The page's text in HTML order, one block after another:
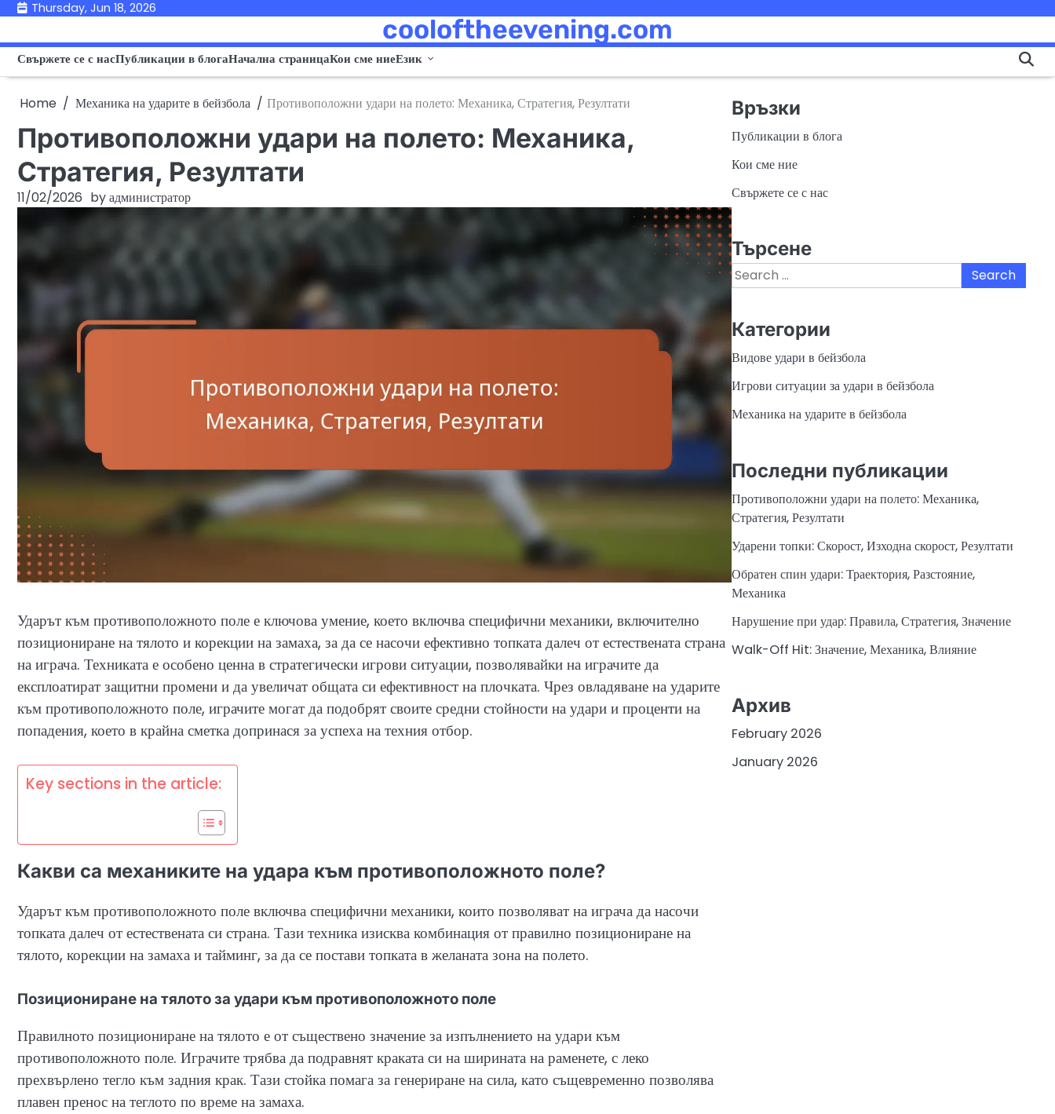
Skip
content
Thursday, Jun 18, 2026
cooloftheevening.com
Свържете се с насПубликации в блогаНачална страницаКои сме ниеЕзик
Home Механика на ударите в бейзбола Противоположни удари на полето: Механика, Стратегия, Резултати
Противоположни удари на полето: Механика,
Стратегия, Резултати
11/02/2026 byадминистратор
Ударът към противоположното поле е ключова умение, което включва специфични механики, включително
позициониране на тялото и корекции на замаха, за да се насочи ефективно топката далеч от естествената страна
на играча. Техниката е особено ценна в стратегически игрови ситуации, позволявайки на играчите да
експлоатират защитни промени и да увеличат общата си ефективност на плочката. Чрез овладяване на ударите
към противоположното поле, играчите могат да подобрят своите средни стойности на удари и проценти на
попадения, което в крайна сметка допринася за успеха на техния отбор.
Key sections in the article:
Какви са механиките на удара към противоположното поле?
Ударът към противоположното поле включва специфични механики, които позволяват на играча да насочи
топката далеч от естествената си страна. Тази техника изисква комбинация от правилно позициониране на
тялото, корекции на замаха и тайминг, за да се постави топката в желаната зона на полето.
Позициониране на тялото за удари към противоположното поле
Правилното позициониране на тялото е от съществено значение за изпълнението на удари към
противоположното поле. Играчите трябва да подравнят краката си на ширината на раменете, с леко
прехвърлено тегло към задния крак. Тази стойка помага за генериране на сила, като същевременно позволява
плавен пренос на теглото по време на замаха.
Връзки
Публикации в блога
Кои сме ние
Свържете се с нас
Търсене
Search
for:
Категории
Видове удари в бейзбола
Игрови ситуации за удари в бейзбола
Механика на ударите в бейзбола
Последни публикации
Противоположни удари на полето: Механика,
Стратегия, Резултати
Ударени топки: Скорост, Изходна скорост, Резултати
Обратен спин удари: Траектория, Разстояние,
Механика
Нарушение при удар: Правила, Стратегия, Значение
Walk-Off Hit: Значение, Механика, Влияние
Архив
February 2026
January 2026